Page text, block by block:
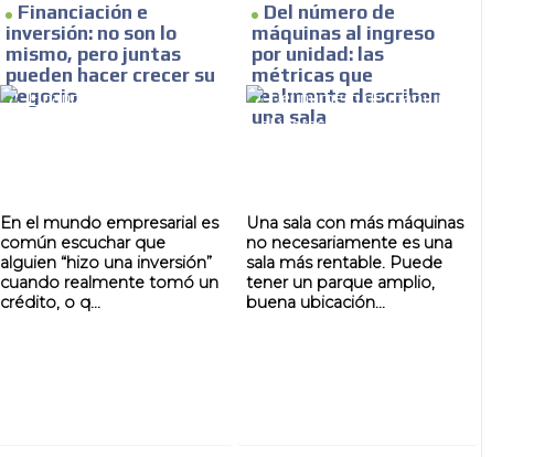
Financiación e
inversión: no son lo
mismo, pero juntas
pueden hacer crecer su
negocio
En el mundo empresarial es
común escuchar que
alguien “hizo una inversión”
cuando realmente tomó un
crédito, o q...
Del número de
máquinas al ingreso
por unidad: las
métricas que
realmente describen
una sala
Una sala con más máquinas
no necesariamente es una
sala más rentable. Puede
tener un parque amplio,
buena ubicación...